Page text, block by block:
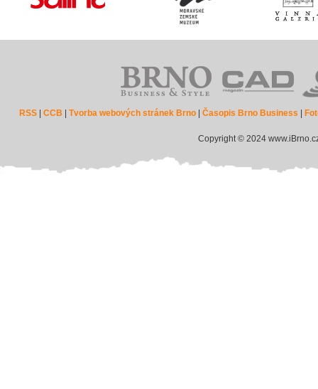
RSS |CCB |Tvorba webových stránek Brno |Časopis Brno Business
Copyright © 2024